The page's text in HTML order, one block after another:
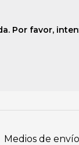
Por favor,
Medios de envío